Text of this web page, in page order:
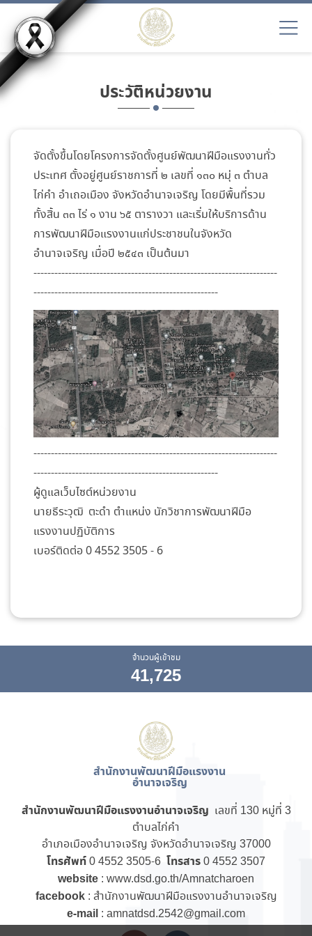
ประวัติหน่วยงาน
จัดตั้งขึ้นโดยโครงการจัดตั้งศูนย์พัฒนาฝีมือแรงงานทั่ว
ประเทศ ตั้งอยู่ศูนย์ราชการที่ ๒ เลขที่ ๑๓๐ หมุ่ ๓ ตำบล
ไก่คำ อำเถอเมือง จังหวัดอำนาจเจริญ โดยมีพื้นที่รวม
ทั้งสิ้น ๓๓ ไร่ ๑ งาน ๖๕ ตารางวา และเริ่มให้บริการด้าน
การพัฒนาฝีมือแรงงานแก่ประชาชนในจังหวัด
อำนาจเจริญ เมื่อปี ๒๕๔๓ เป็นต้นมา
----------------------------------------------------------------------
-----------------------------------------------------
----------------------------------------------------------------------
-----------------------------------------------------
ผู้ดูแลเว็บไซต์หน่วยงาน
นายธีระวุฒิ ตะดำ ตำแหน่ง นักวิชาการพัฒนาฝีมือ
แรงงานปฏิบัติการ
เบอร์ติดต่อ 0 4552 3505 - 6
จำนวนผู้เข้าชม
41,725
สำนักงานพัฒนาฝีมือแรงงาน
อำนาจเจริญ
สำนักงานพัฒนาฝีมือแรงงานอำนาจเจริญ เลขที่ 130 หมู่ที่ 3
ตำบลไก่คำ
อำเภอเมืองอำนาจเจริญ จังหวัดอำนาจเจริญ 37000
โทรศัพท์0 4552 3505-6 โทรสาร0 4552 3507
website : www.dsd.go.th/Amnatcharoen
facebook: สำนักงานพัฒนาฝีมือแรงงานอำนาจเจริญ
e-mail : amnatdsd.2542@gmail.com